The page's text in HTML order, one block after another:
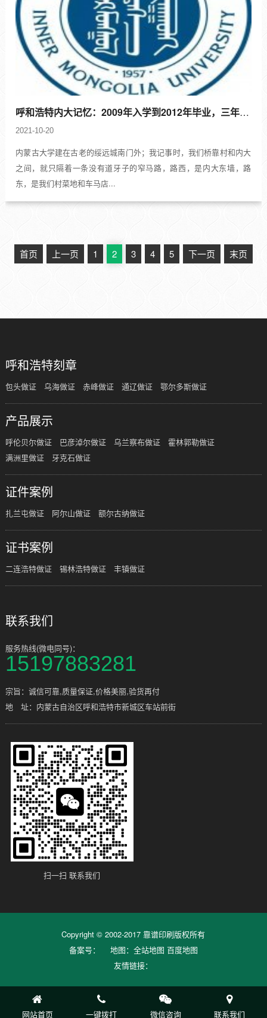
呼和浩特内大记忆：2009年入学到2012年毕业，三年的校园生活，真可谓珠玉琳琅
2021-10-20
内蒙古大学建在古老的绥远城南门外；我记事时，我们桥靠村和内大
之间，就只隔着一条没有道牙子的窄马路，路西，是内大东墙，路
东，是我们村菜地和车马店...
首页 上一页 1 2 3 4 5 下一页 末页
呼和浩特刻章
包头做证 乌海做证 赤峰做证 通辽做证 鄂尔多斯做证
产品展示
呼伦贝尔做证 巴彦淖尔做证 乌兰察布做证
霍林郭勒做证
满洲里做证
牙克石做证
证件案例
扎兰屯做证 阿尔山做证 额尔古纳做证
证书案例
二连浩特做证 锡林浩特做证 丰镇做证
联系我们
服务热线(微电同号)：
15197883281
宗旨：诚信可靠,质量保证,价格美丽,验货再付
地 址：内蒙古自治区呼和浩特市新城区车站前街
扫一扫 联系我们
Copyright © 2002-2017 靠谱印刷版权所有
备案号：
地图： 全站地图 百度地图
友情链接：
网站首页 一键拨打 微信咨询 联系我们